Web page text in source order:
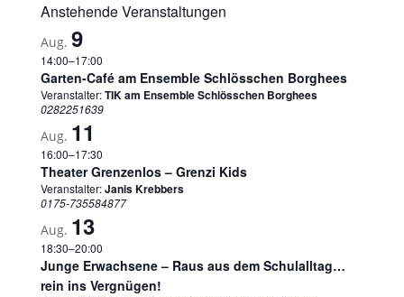
Anstehende Veranstaltungen
Aug. 9
14:00–17:00
Garten-Café am Ensemble Schlösschen Borghees
Veranstalter:TIK am Ensemble Schlösschen Borghees
0282251639
Aug. 11
16:00–17:30
Theater Grenzenlos – Grenzi Kids
Veranstalter:Janis Krebbers
0175-735584877
Aug. 13
18:30–20:00
Junge Erwachsene – Raus aus dem Schulalltag…
rein ins Vergnügen!